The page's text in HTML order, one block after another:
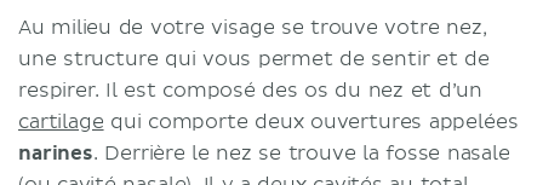
Au milieu de votre visage se trouve votre nez,
une structure qui vous permet de sentir et de
respirer. Il est composé des os du nez et d’un
cartilage qui comporte deux ouvertures appelées
narines. Derrière le nez se trouve la fosse nasale